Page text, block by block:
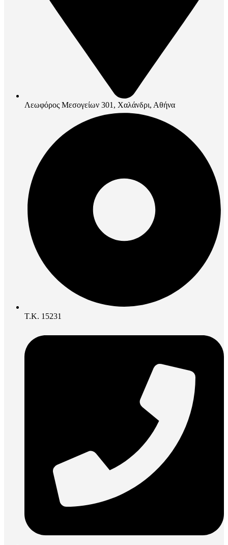
Λεωφόρος Μεσογείων 301, Χαλάνδρι, Αθήνα
Τ.Κ. 15231